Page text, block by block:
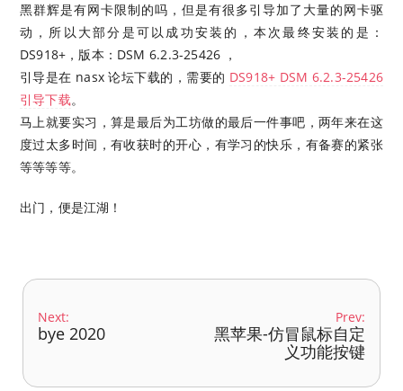
黑群辉是有网卡限制的吗，但是有很多引导加了大量的网卡驱
动，所以大部分是可以成功安装的，本次最终安装的是：
DS918+，版本：DSM 6.2.3-25426 ，
引导是在 nasx 论坛下载的，需要的 DS918+ DSM 6.2.3-25426
引导下载。
马上就要实习，算是最后为工坊做的最后一件事吧，两年来在这
度过太多时间，有收获时的开心，有学习的快乐，有备赛的紧张
等等等等。
出门，便是江湖！
Next:
bye 2020
Prev:
黑苹果-仿冒鼠标自定
义功能按键